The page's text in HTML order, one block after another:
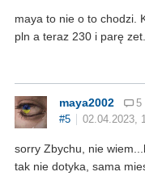
maya to nie o to chodzi.
pln a teraz 230 i parę
maya2002
5
#5
02.04.2023,
sorry Zbychu, nie
tak nie dotyka, sama